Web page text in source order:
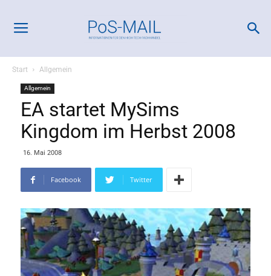
Start Allgemein
Allgemein
EA startet MySims
Kingdom im Herbst 2008
16. Mai 2008
Facebook Twitter